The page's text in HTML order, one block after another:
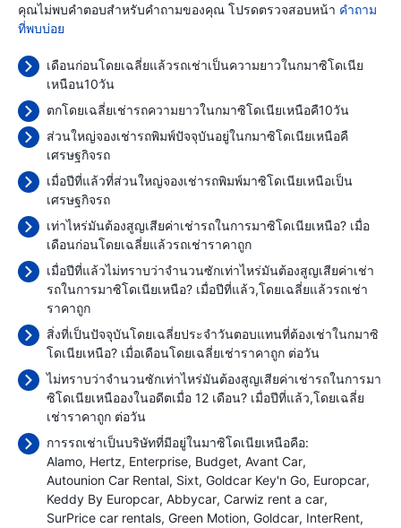
คุณไม่พบคำตอบสำหรับคำถามของคุณ โปรดตรวจสอบหน้า คำถาม
ที่พบบ่อย
เดือนก่อนโดยเฉลี่ยแล้วรถเช่าเป็นความยาวในกมาซิโดเนีย
เหนือน10วัน
ตกโดยเฉลี่ยเช่ารถความยาวในกมาซิโดเนียเหนือคื10วัน
ส่วนใหญ่จองเช่ารถพิมพ์ปัจจุบันอยู่ในกมาซิโดเนียเหนือคื
เศรษฐกิจรถ
เมื่อปีที่แล้วที่ส่วนใหญ่จองเช่ารถพิมพ์มาซิโดเนียเหนือเป็น
เศรษฐกิจรถ
เท่าไหร่มันต้องสูญเสียค่าเช่ารถในการมาซิโดเนียเหนือ? เมื่อ
เดือนก่อนโดยเฉลี่ยแล้วรถเช่าราคาถูก
เมื่อปีที่แล้วไม่ทราบว่าจำนวนซักเท่าไหร่มันต้องสูญเสียค่าเช่า
รถในการมาซิโดเนียเหนือ? เมื่อปีที่แล้ว,โดยเฉลี่ยแล้วรถเช่า
ราคาถูก
สิ่งที่เป็นปัจจุบันโดยเฉลี่ยประจำวันตอบแทนที่ต้องเช่าในกมาซิ
โดเนียเหนือ? เมื่อเดือนโดยเฉลี่ยเช่าราคาถูก ต่อวัน
ไม่ทราบว่าจำนวนซักเท่าไหร่มันต้องสูญเสียค่าเช่ารถในการมา
ซิโดเนียเหนือองในอดีตเมื่อ 12 เดือน? เมื่อปีที่แล้ว,โดยเฉลี่ย
เช่าราคาถูก ต่อวัน
การรถเช่าเป็นบริษัทที่มีอยู่ในมาซิโดเนียเหนือคือ:
Alamo Hertz Enterprise Budget Avant Car
Autounion Car Rental Sixt Goldcar Key'n Go Europcar
Keddy By Europcar Abbycar Carwiz rent a car
SurPrice car rentals Green Motion Goldcar InterRent